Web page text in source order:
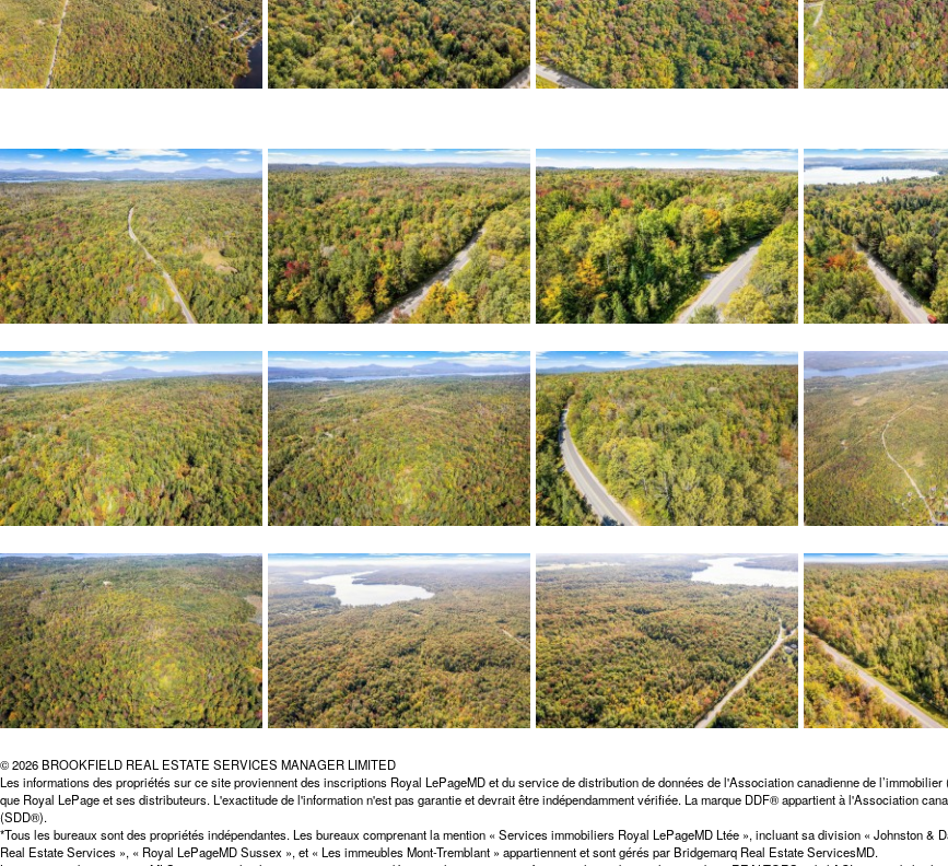
© 2026 BROOKFIELD REAL ESTATE SERVICES MANAGER LIMITED
Les informations des propriétés sur ce site proviennent des inscriptions Royal LePageMD et du service de distribution de données de l'Association canadienne de
que Royal LePage et ses distributeurs. L'exactitude de l'information n'est pas garantie et devrait être indépendamment vérifiée. La marque DDF® appartient à l'Association
(SDD®).
*Tous les bureaux sont des propriétés indépendantes. Les bureaux comprenant la mention « Services immobiliers Royal LePageMD Ltée », incluant sa division « Johnston
Real Estate Services », « Royal LePageMD Sussex », et « Les immeubles Mont-Tremblant » appartiennent et sont gérés par Bridgemarq Real Estate ServicesMD.